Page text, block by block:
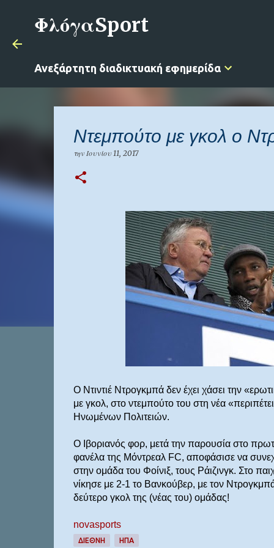
ΦλόγαSport
Ανεξάρτητη διαδικτυακή εφημερίδα
Ντεμπούτο με γκολ ο
την Ιουνίου 11, 2017
Ο Ντιντιέ Ντρογκμπά δεν έχει χάσει την
με γκολ, στο ντεμπούτο του στη νέα
Ηνωμένων Πολιτειών.
Ο Ιβοριανός φορ, μετά την παρουσία στο
φανέλα της Μόντρεαλ FC, αποφάσισε να
στην ομάδα του Φοίνιξ, τους Ράιζινγκ. Στο
νίκησε με 2-1 το Βανκούβερ, με τον Ντρογκμπά
δεύτερο γκολ της (νέας του) ομάδας!
novasports
ΔΙΕΘΝΉ ΗΠΑ